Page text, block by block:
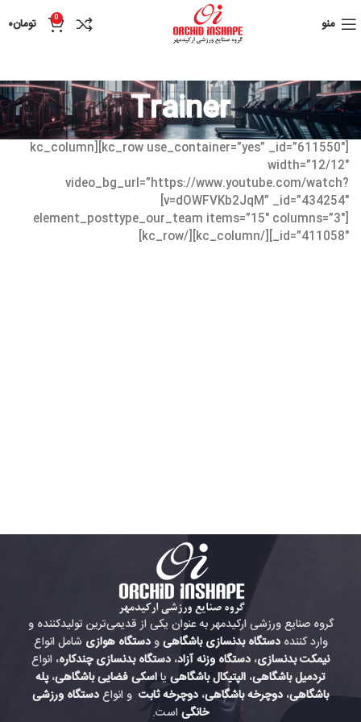
منو 0 تومان۰
Trainer
[kc_row use_container=”yes” _id=”611550″][kc_column
width=”12/12″
video_bg_url=”https://www.youtube.com/watch?
v=dOWFVKb2JqM” _id=”434254″]
[element_posttype_our_team items=”15″ columns=”3″
_id=”411058″][/kc_column][/kc_row]
گروه صنایع ورزشی ارکیدمهر به عنوان یکی از قدیمی‌ترین تولیدکننده و
وارد کنندهدستگاه بدنسازی باشگاهیودستگاه هوازی شامل انواع
نیمکت بدنسازی، دستگاه وزنه آزاد، دستگاه بدنسازی چندکاره، انواع
تردمیل باشگاهی، الپتیکال باشگاهی یااسکی فضایی باشگاهی،پله
باشگاهی، دوچرخه باشگاهی، دوچرخه ثابت و انواعدستگاه ورزشی
خانگیاست.